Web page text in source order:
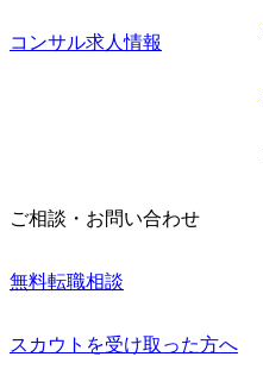
コンサル求人情報
ご相談・お問い合わせ
無料転職相談
スカウトを受け取った方へ